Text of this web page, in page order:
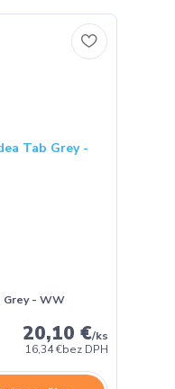
Grey - WW
20,10 €/ks
16,34 €bez DPH